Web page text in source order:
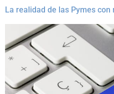
La realidad de las Pymes con